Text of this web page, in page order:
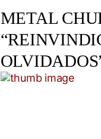
METAL